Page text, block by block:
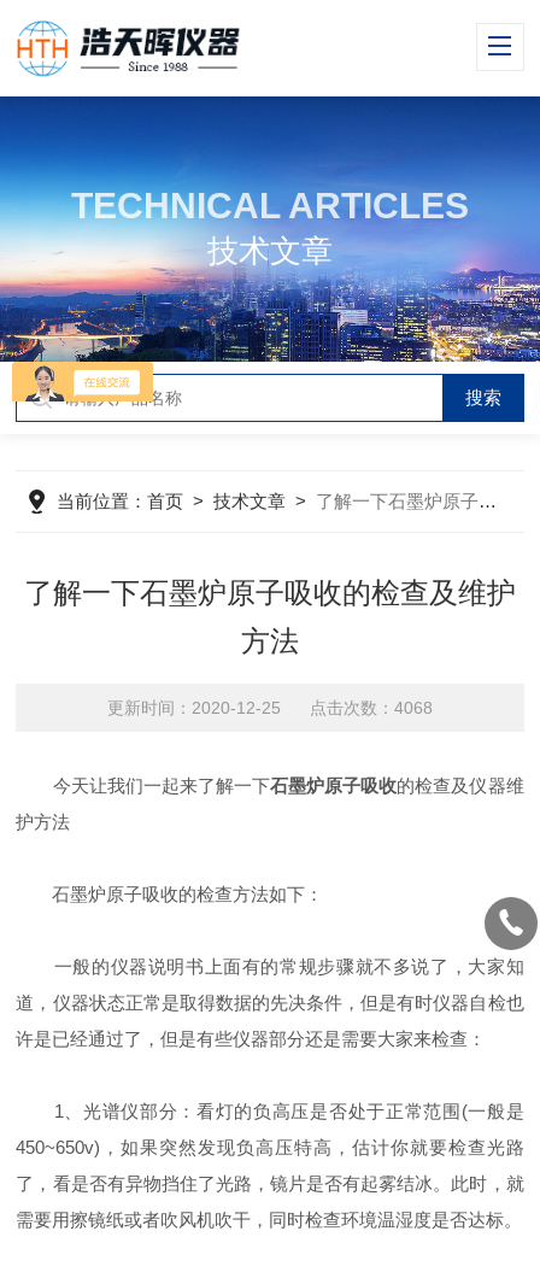
TECHNICAL ARTICLES
技术文章
当前位置：首页 >技术文章 > 了解一下石墨炉原子吸收的检查及维护方法
了解一下石墨炉原子吸收的检查及维护
方法
更新时间：2020-12-25 点击次数：4068
今天让我们一起来了解一下石墨炉原子吸收的检查及仪器维
护方法
石墨炉原子吸收的检查方法如下：
一般的仪器说明书上面有的常规步骤就不多说了，大家知
道，仪器状态正常是取得数据的先决条件，但是有时仪器自检也
许是已经通过了，但是有些仪器部分还是需要大家来检查：
1、光谱仪部分：看灯的负高压是否处于正常范围(一般是
450~650v)，如果突然发现负高压特高，估计你就要检查光路
了，看是否有异物挡住了光路，镜片是否有起雾结冰。此时，就
需要用擦镜纸或者吹风机吹干，同时检查环境温湿度是否达标。